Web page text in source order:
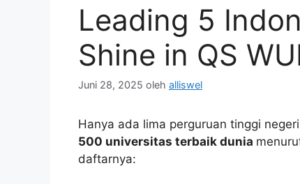
Leading 5
Shine in QS
Juni 28, 2025 oleh alliswel
Hanya ada lima perguruan tinggi
500 universitas terbaik dunia
daftarnya: